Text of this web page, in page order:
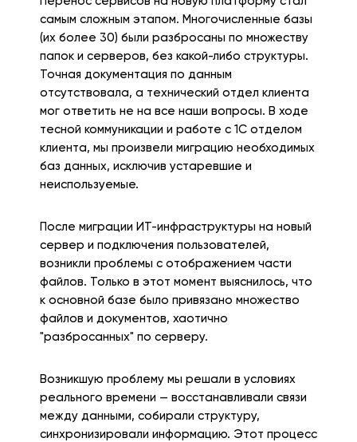
самым сложным этапом. Многочисленные базы
(их более 30) были разбросаны по множеству
папок и серверов, без какой-либо структуры.
Точная документация по данным
отсутствовала, а технический отдел клиента
мог ответить не на все наши вопросы. В ходе
тесной коммуникации и работе с 1С отделом
клиента, мы произвели миграцию необходимых
баз данных, исключив устаревшие и
неиспользуемые.
После миграции ИТ-инфраструктуры на новый
сервер и подключения пользователей,
возникли проблемы с отображением части
файлов. Только в этот момент выяснилось, что
к основной базе было привязано множество
файлов и документов, хаотично
"разбросанных" по серверу.
Возникшую проблему мы решали в условиях
реального времени — восстанавливали связи
между данными, собирали структуру,
синхронизировали информацию. Этот процесс